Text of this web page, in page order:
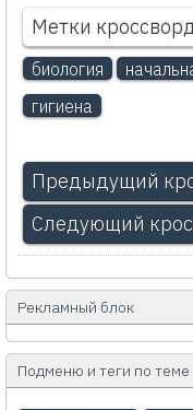
Метки
биология
гигиена
Предыдущий
Следующий
Рекламный блок
Подменю и теги по